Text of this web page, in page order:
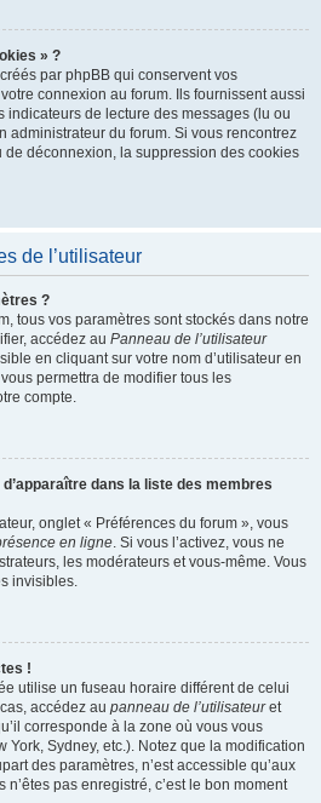
» ?
par phpBB qui conservent vos
connexion au forum. Ils fournissent aussi
indicateurs de lecture des messages (lu ou
administrateur du forum. Si vous rencontrez
déconnexion, la suppression des cookies
de l’utilisateur
?
tous vos paramètres sont stockés dans notre
accédez au Panneau de l’utilisateur
en cliquant sur votre nom d’utilisateur en
permettra de modifier tous les
compte.
dans la liste des membres
onglet « Préférences du forum », vous
en ligne. Si vous l’activez, vous ne
les modérateurs et vous-même. Vous
invisibles.
!
utilise un fuseau horaire différent de celui
accédez au panneau de l’utilisateuret
corresponde à la zone où vous vous
York, Sydney, etc.). Notez que la modification
des paramètres, n’est accessible qu’aux
pas enregistré, c’est le bon moment